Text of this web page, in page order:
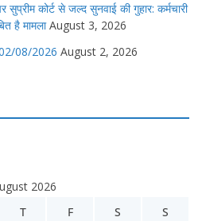
कोर्ट से जल्द सुनवाई की गुहार: कर्मचारी
है मामला August 3, 2026
08/2026 August 2, 2026
2026
T F S S